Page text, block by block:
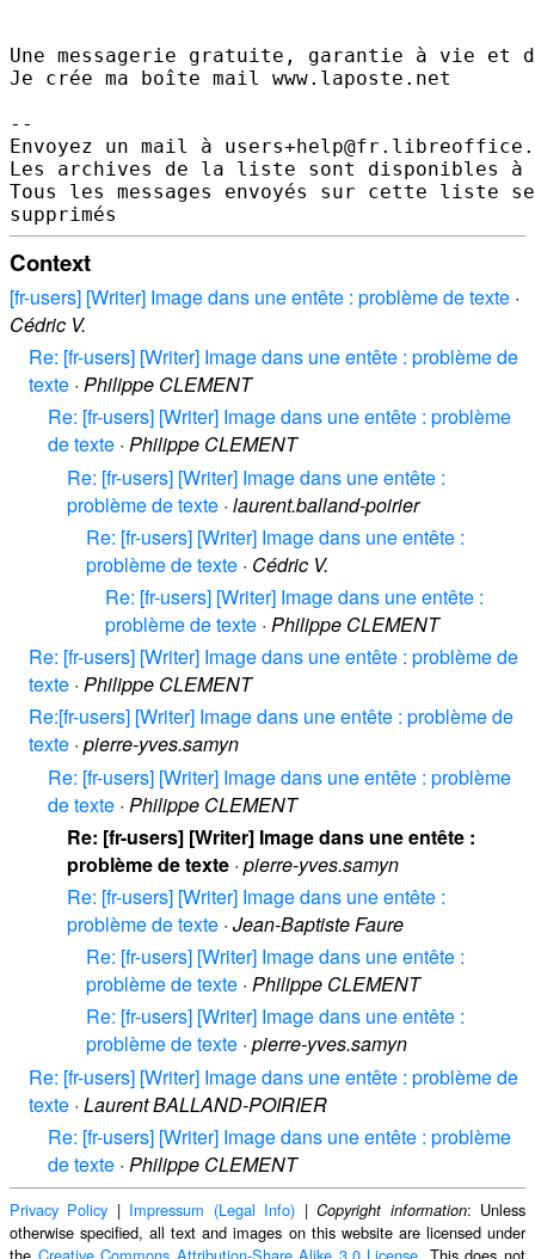
Une messagerie gratuite, garantie à vie et
Je crée ma boîte mail www.laposte.net
--
Envoyez un mail à
Les archives de la liste sont disponibles à
Tous les messages envoyés sur cette liste
Context
[fr-users] [Writer] Image dans une entête : problème de texte ·
Cédric V.
Re: [fr-users] [Writer] Image dans une entête : problème de
texte · Philippe CLEMENT
Re: [fr-users] [Writer] Image dans une entête : problème
de texte · Philippe CLEMENT
Re: [fr-users] [Writer] Image dans une entête :
problème de texte · laurent.balland-poirier
Re: [fr-users] [Writer] Image dans une entête :
problème de texte · Cédric V.
Re: [fr-users] [Writer] Image dans une entête :
problème de texte · Philippe CLEMENT
Re: [fr-users] [Writer] Image dans une entête : problème de
texte · Philippe CLEMENT
Re:[fr-users] [Writer] Image dans une entête : problème de
texte · pierre-yves.samyn
Re: [fr-users] [Writer] Image dans une entête : problème
de texte · Philippe CLEMENT
Re: [fr-users] [Writer] Image dans une entête :
problème de texte · pierre-yves.samyn
Re: [fr-users] [Writer] Image dans une entête :
problème de texte · Jean-Baptiste Faure
Re: [fr-users] [Writer] Image dans une entête :
problème de texte · Philippe CLEMENT
Re: [fr-users] [Writer] Image dans une entête :
problème de texte · pierre-yves.samyn
Re: [fr-users] [Writer] Image dans une entête : problème de
texte · Laurent BALLAND-POIRIER
Re: [fr-users] [Writer] Image dans une entête : problème
de texte · Philippe CLEMENT
Privacy Policy | Impressum (Legal Info) |Copyright information: Unless
otherwise specified, all text and images on this website are licensed under
the Creative Commons Attribution-Share Alike 3.0 License . This does not